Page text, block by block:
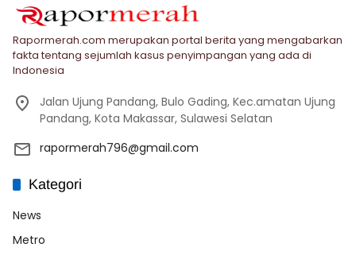
Rapormerah.com merupakan portal berita yang mengabarkan
fakta tentang sejumlah kasus penyimpangan yang ada di
Indonesia
Jalan Ujung Pandang, Bulo Gading, Kec.amatan Ujung
Pandang, Kota Makassar, Sulawesi Selatan
rapormerah796@gmail.com
Kategori
News
Metro